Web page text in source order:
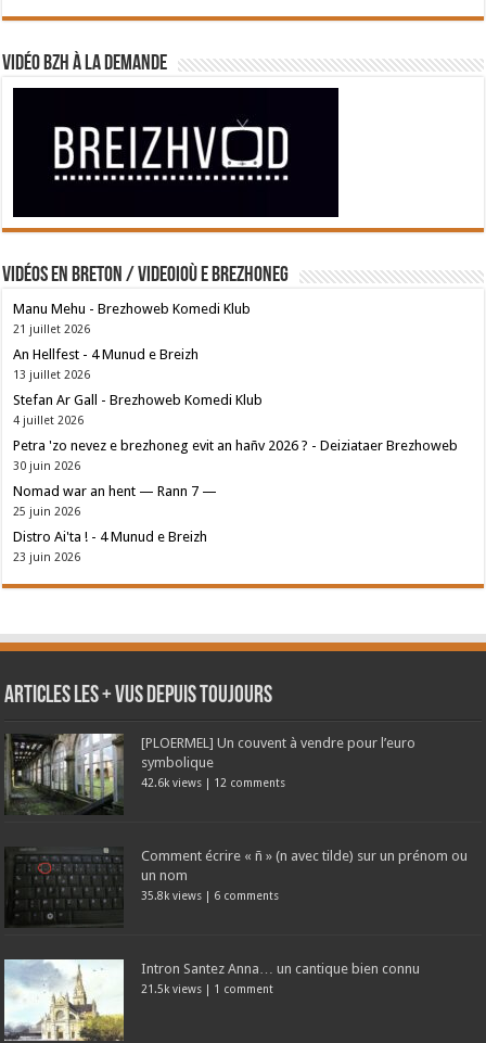
Vidéo BZH à la demande
Vidéos en breton / Videoioù e brezhoneg
Manu Mehu - Brezhoweb Komedi Klub
21 juillet 2026
An Hellfest - 4 Munud e Breizh
13 juillet 2026
Stefan Ar Gall - Brezhoweb Komedi Klub
4 juillet 2026
Petra 'zo nevez e brezhoneg evit an hañv 2026 ? - Deiziataer Brezhoweb
30 juin 2026
Nomad war an hent — Rann 7 —
25 juin 2026
Distro Ai'ta ! - 4 Munud e Breizh
23 juin 2026
Articles les + vus depuis toujours
[PLOERMEL] Un couvent à vendre pour l’euro
symbolique
42.6k views | 12 comments
Comment écrire « ñ » (n avec tilde) sur un prénom ou
un nom
35.8k views | 6 comments
Intron Santez Anna… un cantique bien connu
21.5k views | 1 comment